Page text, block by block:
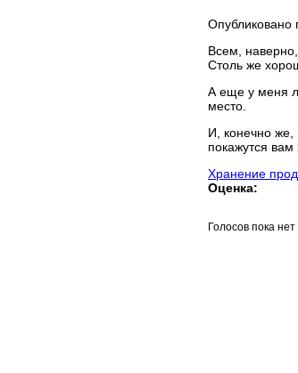
Опубликовано
Всем, наверно,
Столь же
А еще у меня
место.
И, конечно же,
покажутся
Хранение
Оценка:
Голосов пока нет